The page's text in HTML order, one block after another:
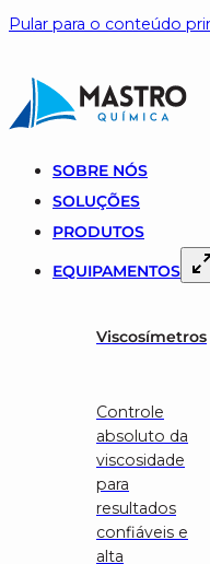
Pular para o conteúdo
SOBRE NÓS
SOLUÇÕES
PRODUTOS
EQUIPAMENTOS
Viscosímetros
Controle
absoluto da
viscosidade
para
resultados
confiáveis e
alta